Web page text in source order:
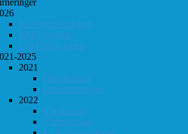
Klubbmesterskapet
KM Lynsjakk
Lyn/Hurtig våren
2025
2021
Høst-konrad
Høstturneringen
2022
Vår-konrad
Vårturnering